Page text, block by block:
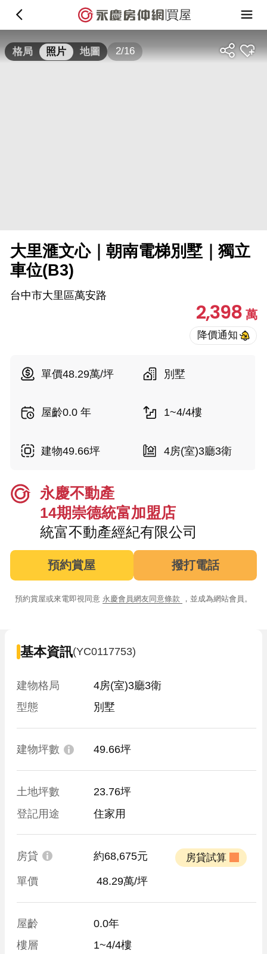
買屋
格局 照片 地圖 2/16
大里滙文心｜朝南電梯別墅｜獨立
車位(B3)
台中市大里區萬安路
2,398萬
單價48.29萬/坪 別墅
屋齡0.0 年 1~4/4樓
建物49.66坪 4房(室)3廳3衛
永慶不動產
14期崇德統富加盟店
統富不動產經紀有限公司
預約賞屋 撥打電話
預約賞屋或來電即視同意 永慶會員網友同意條款 ，並成為網站會員。
基本資訊(YC0117753)
建物格局
4房(室)3廳3衛
型態
別墅
建物坪數 49.66坪
土地坪數
23.76坪
登記用途
住家用
房貸 約68,675元
單價 48.29萬/坪
屋齡
0.0年
樓層
1~4/4樓